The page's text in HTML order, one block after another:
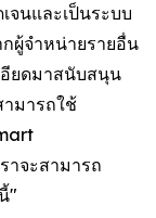
จนและเป็นระบบ
ผู้จำหน่ายรายอื่น
อียดมาสนับสนุน
ามารถใช้
าจะสามารถ
"